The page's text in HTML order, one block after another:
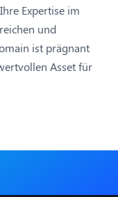
Expertise im
und
ist prägnant
Asset für